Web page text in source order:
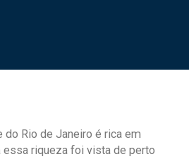
do Rio de Janeiro é rica em
essa riqueza foi vista de perto